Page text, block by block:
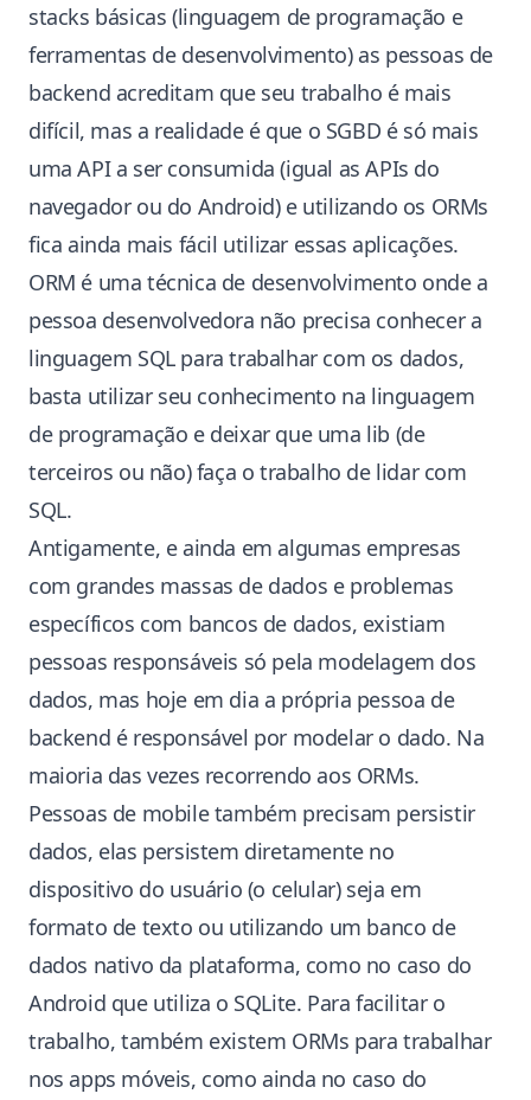
stacks básicas (linguagem de programação e
ferramentas de desenvolvimento) as pessoas de
backend acreditam que seu trabalho é mais
difícil, mas a realidade é que o SGBD é só mais
uma API a ser consumida (igual as APIs do
navegador ou do Android) e utilizando os ORMs
fica ainda mais fácil utilizar essas aplicações.
ORM é uma técnica de desenvolvimento onde a
pessoa desenvolvedora não precisa conhecer a
linguagem SQL para trabalhar com os dados,
basta utilizar seu conhecimento na linguagem
de programação e deixar que uma lib (de
terceiros ou não) faça o trabalho de lidar com
SQL.
Antigamente, e ainda em algumas empresas
com grandes massas de dados e problemas
específicos com bancos de dados, existiam
pessoas responsáveis só pela modelagem dos
dados, mas hoje em dia a própria pessoa de
backend é responsável por modelar o dado. Na
maioria das vezes recorrendo aos ORMs.
Pessoas de mobile também precisam persistir
dados, elas persistem diretamente no
dispositivo do usuário (o celular) seja em
formato de texto ou utilizando um banco de
dados nativo da plataforma, como no caso do
Android que utiliza o SQLite. Para facilitar o
trabalho, também existem ORMs para trabalhar
nos apps móveis, como ainda no caso do